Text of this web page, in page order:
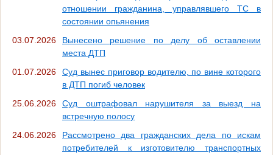
отношении гражданина, управлявшего ТС в
состоянии опьянения
03.07.2026
Вынесено решение по делу об оставлении
места ДТП
01.07.2026
Суд вынес приговор водителю, по вине которого
в ДТП погиб человек
25.06.2026
Суд оштрафовал нарушителя за выезд на
встречную полосу
24.06.2026
Рассмотрено два гражданских дела по искам
потребителей к изготовителю транспортных